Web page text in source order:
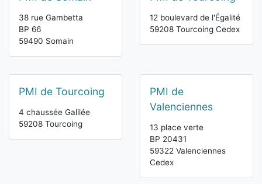
38 rue Gambetta
BP 66
59490 Somain
12 boulevard de l'Égalité
59208 Tourcoing Cedex
PMI de Tourcoing
4 chaussée Galilée
59208 Tourcoing
PMI de
Valenciennes
13 place verte
BP 20431
59322 Valenciennes
Cedex